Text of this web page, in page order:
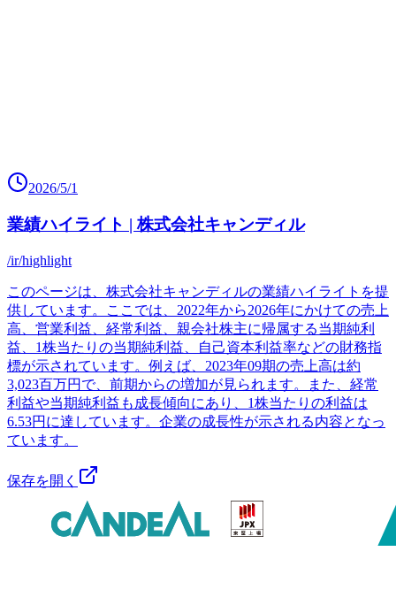
2026/5/1
業績ハイライト | 株式会社キャンディル
/ir/highlight
このページは、株式会社キャンディルの業績ハイライトを提
供しています。ここでは、2022年から2026年にかけての売上
高、営業利益、経常利益、親会社株主に帰属する当期純利
益、1株当たりの当期純利益、自己資本利益率などの財務指
標が示されています。例えば、2023年09期の売上高は約
3,023百万円で、前期からの増加が見られます。また、経常
利益や当期純利益も成長傾向にあり、1株当たりの利益は
6.53円に達しています。企業の成長性が示される内容となっ
ています。
保存を開く